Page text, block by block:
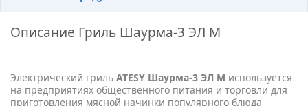
Описание Гриль Шаурма-3 ЭЛ М
Электрический гриль ATESY​ Шаурма-3 ЭЛ М используется
на предприятиях общественного питания и торговли для
приготовления мясной начинки популярного блюда